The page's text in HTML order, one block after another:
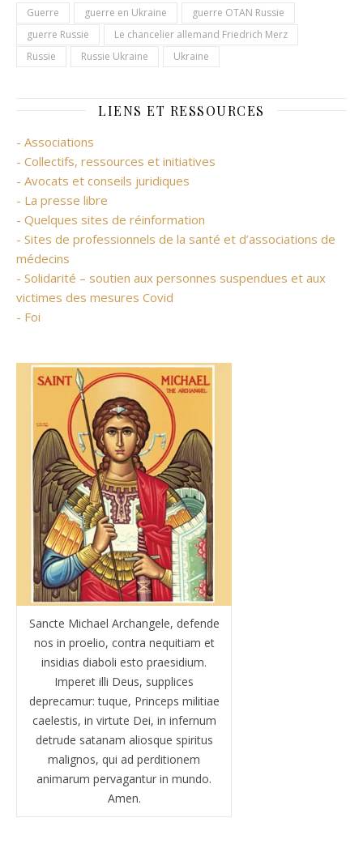
Guerre guerre en Ukraine
guerre OTAN Russie
guerre Russie
Le chancelier allemand Friedrich Merz
Russie
Russie Ukraine Ukraine
LIENS ET RESSOURCES
- Associations
- Collectifs, ressources et initiatives
- Avocats et conseils juridiques
- La presse libre
- Quelques sites de réinformation
- Sites de professionnels de la santé et d’associations de
médecins
- Solidarité – soutien aux personnes suspendues et aux
victimes des mesures Covid
- Foi
Sancte Michael Archangele, defende
nos in proelio, contra nequitiam et
insidias diaboli esto praesidium.
Imperet illi Deus, supplices
deprecamur: tuque, Princeps militiae
caelestis, in virtute Dei, in infernum
detrude satanam aliosque spiritus
malignos, qui ad perditionem
animarum pervagantur in mundo.
Amen.